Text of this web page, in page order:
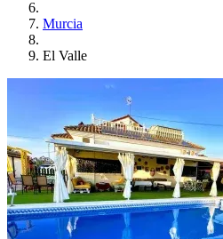
Murcia
El Valle